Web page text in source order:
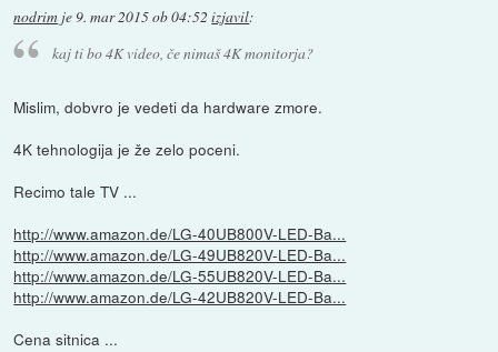
nodrim je9. mar 2015 ob 04:52 izjavil:
kaj ti bo 4K video, če nimaš 4K monitorja?
Mislim, dobvro je vedeti da hardware zmore.
4K tehnologija je že zelo poceni.
Recimo tale TV ...
http://www.amazon.de/LG-40UB800V-LED-Ba...
http://www.amazon.de/LG-49UB820V-LED-Ba...
http://www.amazon.de/LG-55UB820V-LED-Ba...
http://www.amazon.de/LG-42UB820V-LED-Ba...
Cena sitnica ...